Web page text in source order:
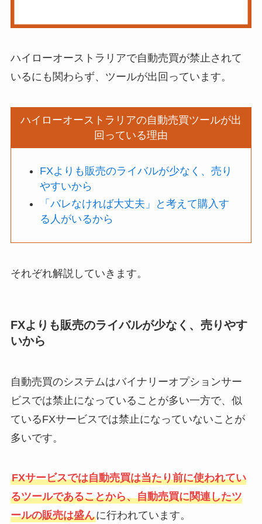
ハイローオーストラリアで自動売買が禁止されて
いるにも関わらず、ツールが出回っています。
ハイローオーストラリアの自動売買ツールが出
回っている理由
FXよりも販売のライバルが少なく、売り
やすいから
「バレなければ大丈夫」と考えて購入す
る人がいるから
それぞれ解説していきます。
FXよりも販売のライバルが少なく、売りやす
いから
自動売買のシステムはバイナリーオプションサー
ビスでは禁止になっていることが多い一方で、似
ているFXサービスでは禁止になっていないことが
多いです。
FXサービスでは自動売買は当たり前に使われてい
るツールであることから、自動売買に関連したツ
ールの販売は盛んに行われています。